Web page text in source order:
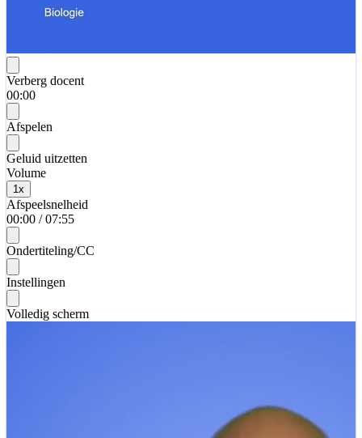
Verberg docent
00:00
Afspelen
Geluid uitzetten
Volume
1 x
Afspeelsnelheid
00:00 / 07:55
Ondertiteling/CC
Instellingen
Volledig scherm